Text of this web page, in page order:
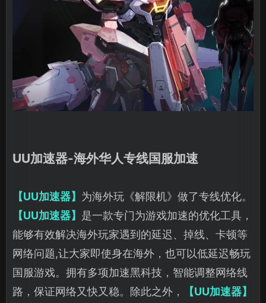
UU加速器-海外华人专线国服加速
【UU加速器】 为海外玩《解限机》做了专线优化。
【UU加速器】 是一款专门为游戏加速的优化工具，
能够有效解决海外玩家遇到的延迟、掉线、卡顿等
网络问题,让大家即使身在海外，也可以低延迟畅玩
国服游戏。拥有多项加速黑科技，智能调整网络线
路，保证网络又快又稳。除此之外，
【UU加速器】